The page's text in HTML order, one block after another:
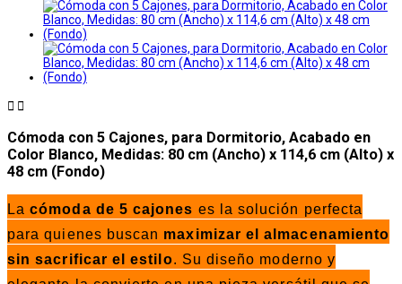
 
Cómoda con 5 Cajones, para Dormitorio, Acabado en
Color Blanco, Medidas: 80 cm (Ancho) x 114,6 cm (Alto) x
48 cm (Fondo)
Lacómoda de 5 cajones es la solución perfecta
para quienes buscan maximizar el almacenamiento
sin sacrificar el estilo. Su diseño moderno y